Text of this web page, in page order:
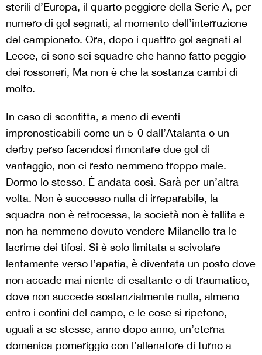
sterili d’Europa, il quarto peggiore della Serie A, per
numero di gol segnati, al momento dell’interruzione
del campionato. Ora, dopo i quattro gol segnati al
Lecce, ci sono sei squadre che hanno fatto peggio
dei rossoneri, Ma non è che la sostanza cambi di
molto.
In caso di sconfitta, a meno di eventi
impronosticabili come un 5-0 dall’Atalanta o un
derby perso facendosi rimontare due gol di
vantaggio, non ci resto nemmeno troppo male.
Dormo lo stesso. È andata così. Sarà per un’altra
volta. Non è successo nulla di irreparabile, la
squadra non è retrocessa, la società non è fallita e
non ha nemmeno dovuto vendere Milanello tra le
lacrime dei tifosi. Si è solo limitata a scivolare
lentamente verso l’apatia, è diventata un posto dove
non accade mai niente di esaltante o di traumatico,
dove non succede sostanzialmente nulla, almeno
entro i confini del campo, e le cose si ripetono,
uguali a se stesse, anno dopo anno, un’eterna
domenica pomeriggio con l’allenatore di turno a